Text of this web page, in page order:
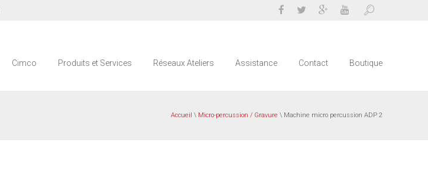
Cimco Produits et Services Réseaux Ateliers Assistance Contact Boutique
Accueil \ Micro-percussion / Gravure \ Machine micro percussion ADP 2